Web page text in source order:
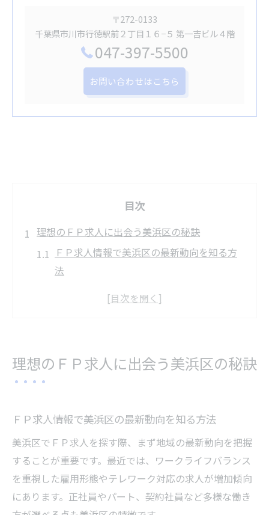
〒272-0133
千葉県市川市行徳駅前２丁目１６−５ 第一吉ビル４階
047-397-5500
お問い合わせはこちら
目次
理想のＦＰ求人に出会う美浜区の秘訣
ＦＰ求人情報で美浜区の最新動向を知る方
法
美浜区で理想のＦＰ求人を見極めるポイン
資格活用に強い美浜区のＦＰ求人情報収集
働き方が広がる千葉市美浜区でＦＰ転職
多様な働き方を選べる美浜区のＦＰ求人動
向
ワークライフバランス重視のＦＰ求人選び
未経験から始める美浜区のＦＰ求人活用法
理想のＦＰ求人に出会う美浜区の秘訣
ＦＰ求人情報で美浜区の最新動向を知る方法
美浜区でＦＰ求人を探す際、まず地域の最新動向を把握
することが重要です。最近では、ワークライフバランス
を重視した雇用形態やテレワーク対応の求人が増加傾向
にあります。正社員やパート、契約社員など多様な働き